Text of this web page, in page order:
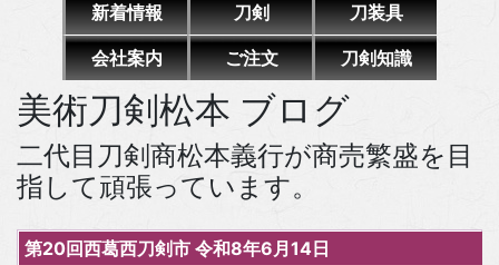
新着情報 刀剣 刀装具
会社案内 ご注文 刀剣知識
美術刀剣松本 ブログ
二代目刀剣商松本義行が商売繁盛を目
指して頑張っています。
第20回西葛西刀剣市 令和8年6月14日